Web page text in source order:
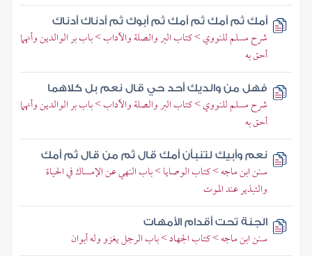
أمك ثم أمك ثم أمك ثم أبوك ثم أدناك أدناك
شرح مسلم للنووي > كتاب البر والصلة والآداب > باب بر الوالدين وأنهما
أحق به
فهل من والديك أحد حي قال نعم بل كلاهما
شرح مسلم للنووي > كتاب البر والصلة والآداب > باب بر الوالدين وأنهما
أحق به
نعم وأبيك لتنبأن أمك قال ثم من قال ثم أمك
سنن ابن ماجه > كتاب الوصايا > باب النهي عن الإمساك في الحياة
والتبذير عند الموت
الجنة تحت أقدام الأمهات
سنن ابن ماجه > كتاب الجهاد > باب الرجل يغزو وله أبوان